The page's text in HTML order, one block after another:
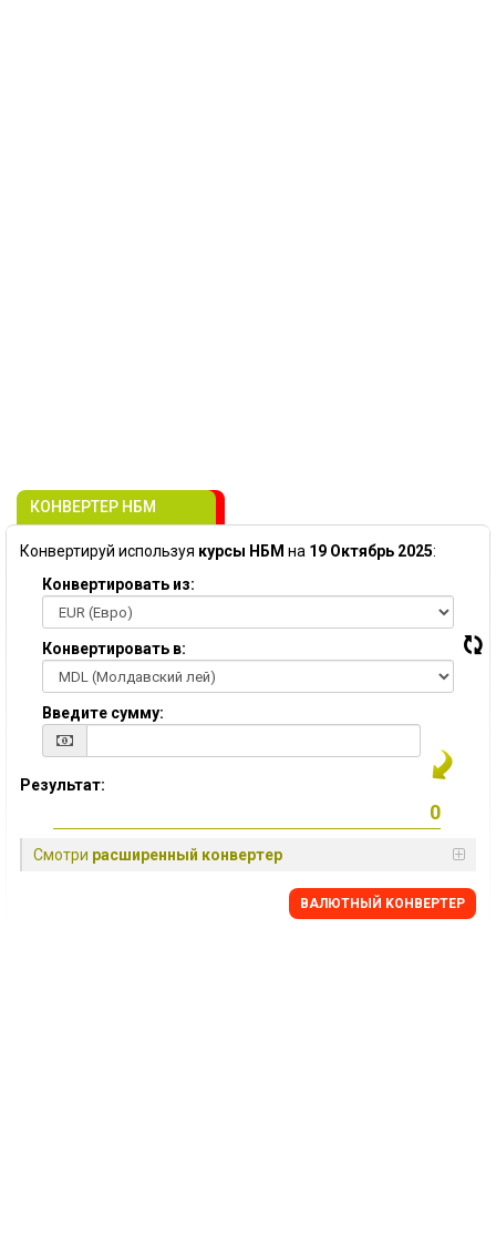
КОНВЕРТЕР НБМ
Конвертируй используя курсы НБМ на 19 Октябрь 2025:
Конвертировать из:
Конвертировать в:
Введите сумму:
Результат:
Смотри расширенный конвертер
BАЛЮТНЫЙ KОНВЕРТЕР